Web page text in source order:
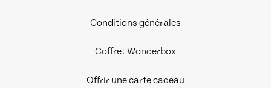
Conditions générales
Coffret Wonderbox
Offrir une carte cadeau